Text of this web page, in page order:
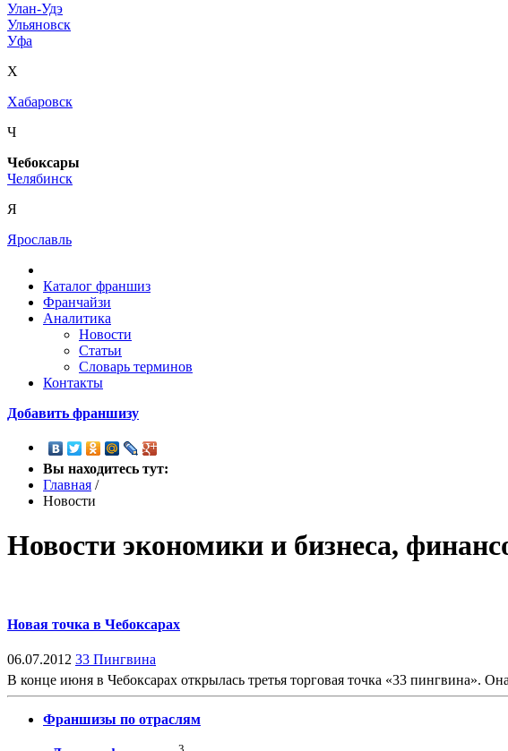
Улан-Удэ
Ульяновск
Уфа
Х
Хабаровск
Ч
Чебоксары
Челябинск
Я
Ярославль
Каталог франшиз
Франчайзи
Аналитика
Новости
Статьи
Словарь терминов
Контакты
Добавить франшизу
Вы находитесь тут:
Главная /
Новости
Новости экономики и бизнеса,
Новая точка в Чебоксарах
06.07.2012 33 Пингвина
В конце июня в Чебоксарах открылась третья торговая точка «33 пингвина».
Франшизы по отраслям